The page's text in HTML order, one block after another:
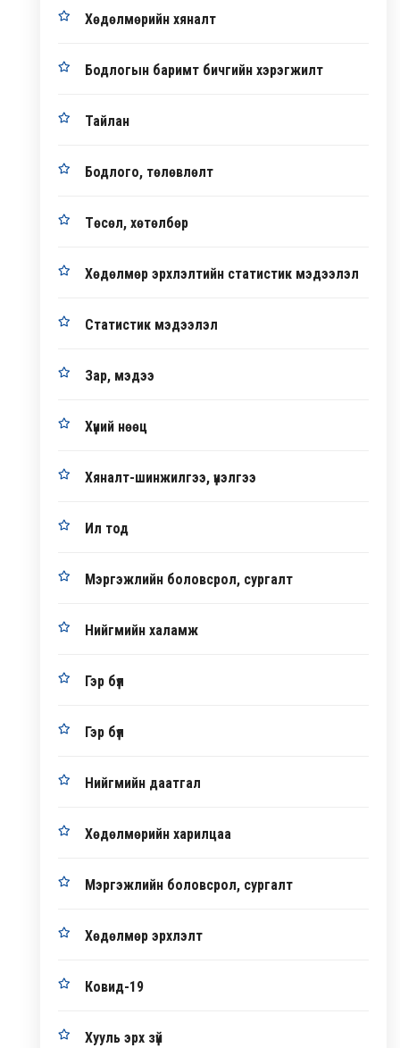
Хөдөлмөрийн хяналт
Бодлогын баримт бичгийн хэрэгжилт
Тайлан
Бодлого, төлөвлөлт
Төсөл, хөтөлбөр
Хөдөлмөр эрхлэлтийн статистик мэдээлэл
Статистик мэдээлэл
Зар, мэдээ
Хүний нөөц
Хяналт-шинжилгээ, үнэлгээ
Ил тод
Мэргэжлийн боловсрол, сургалт
Нийгмийн халамж
Гэр бүл
Гэр бүл
Нийгмийн даатгал
Хөдөлмөрийн харилцаа
Мэргэжлийн боловсрол, сургалт
Хөдөлмөр эрхлэлт
Ковид-19
Хууль эрх зүй